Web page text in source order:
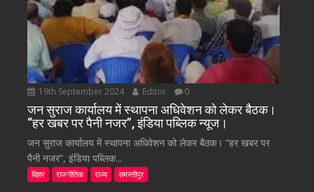
19th September 2024 Editor 0
जन सुराज कार्यालय में स्थापना अधिवेशन को लेकर बैठक।
“हर खबर पर पैनी नजर”, इंडिया पब्लिक न्यूज।
जन सुराज कार्यालय में स्थापना अधिवेशन को लेकर बैठक। “हर खबर पर
पैनी नजर”, इंडिया पब्लिक...
बिहार राजनीतिक राज्य समस्तीपुर